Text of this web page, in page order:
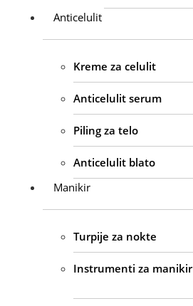
Anticelulit
Kreme za celulit
Anticelulit serum
Piling za telo
Anticelulit blato
Manikir
Turpije za nokte
Instrumenti za manikir